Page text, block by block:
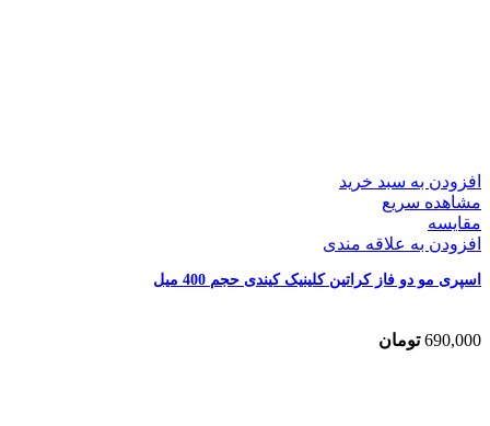
افزودن به سبد خرید
مشاهده سریع
مقایسه
افزودن به علاقه مندی
اسپری مو دو فاز کراتین کلینیک کیندی حجم 400 میل
690,000 تومان